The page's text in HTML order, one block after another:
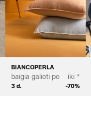
BIANCOPERLA
baigia galioti po
3 d.
iki *
-70%